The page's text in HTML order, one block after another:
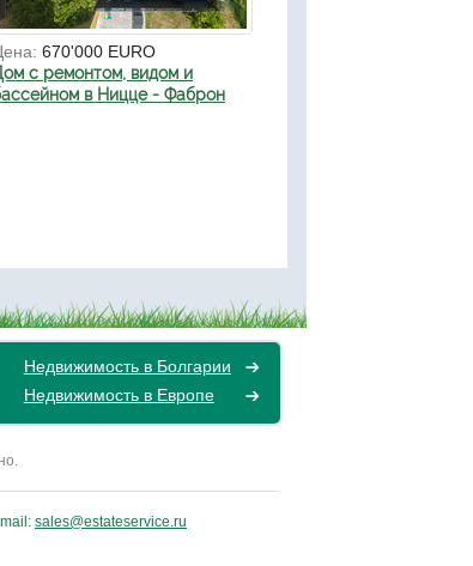
670'000 EURO
с ремонтом, видом и
в Ницце - Фаброн
Недвижимость в Болгарии
Недвижимость в Европе
sales@estateservice.ru